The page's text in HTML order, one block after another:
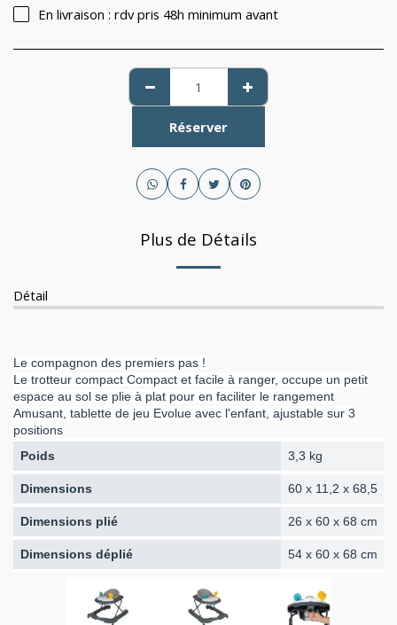
En livraison : rdv pris 48h minimum avant
Réserver
Plus de Détails
Détail
Le compagnon des premiers pas !
Le trotteur compact Compact et facile à ranger, occupe un petit
espace au sol se plie à plat pour en faciliter le rangement
Amusant, tablette de jeu Evolue avec l'enfant, ajustable sur 3
positions
Poids
3,3 kg
Dimensions 60 x 11,2 x 68,5
Dimensions plié 26 x 60 x 68 cm
Dimensions déplié 54 x 60 x 68 cm